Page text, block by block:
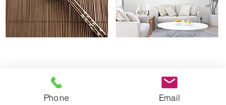
Phone Email